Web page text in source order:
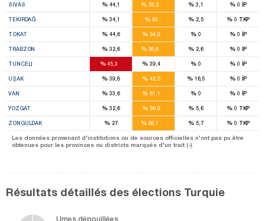
SIVAS % 44,1 %52,2 % 3,1 %0 İP
TEKIRDAĞ % 34,1 % 63 % 2,5 %0 TKP
TOKAT % 44,6 % 54,9 % 0 %0 İP
TRABZON % 32,6 %56,8 % 2,6 %0 İP
TUNCELI %45,3 % 39,4 % 0 %0 İP
UŞAK % 39,8 % 42,5 %16,5 %0 İP
VAN % 33,6 % 61,1 % 0 %0 İP
YOZGAT % 32,6 % 56,9 % 5,6 %0 TKP
ZONGULDAK % 27 %66,1 % 5,7 %0 TKP
Les données provenant d'institutions ou de sources officielles n'ont pas pu être
obtenues pour les provinces ou districts marqués d'un trait (-).
Résultats détaillés des élections Turquie
Urnes dépouillées